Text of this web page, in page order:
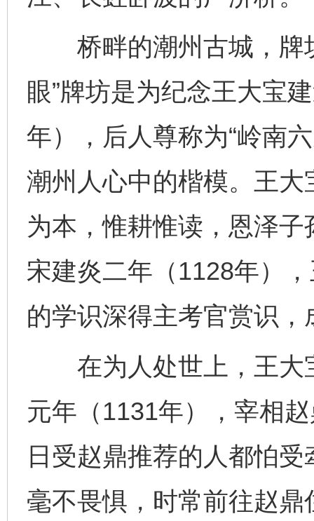
桥畔的潮州古城，牌
眼”牌坊是为纪念王大宝
年），后人尊称为“岭南
潮州人心中的楷模。王大
为本，惟耕惟读，恩泽
宋建炎二年（1128年）
的学识深得主考官赏识
在为人处世上，王大
元年（1131年），宰相
日受赵鼎推荐的人都怕
毫不畏惧，时常前往赵